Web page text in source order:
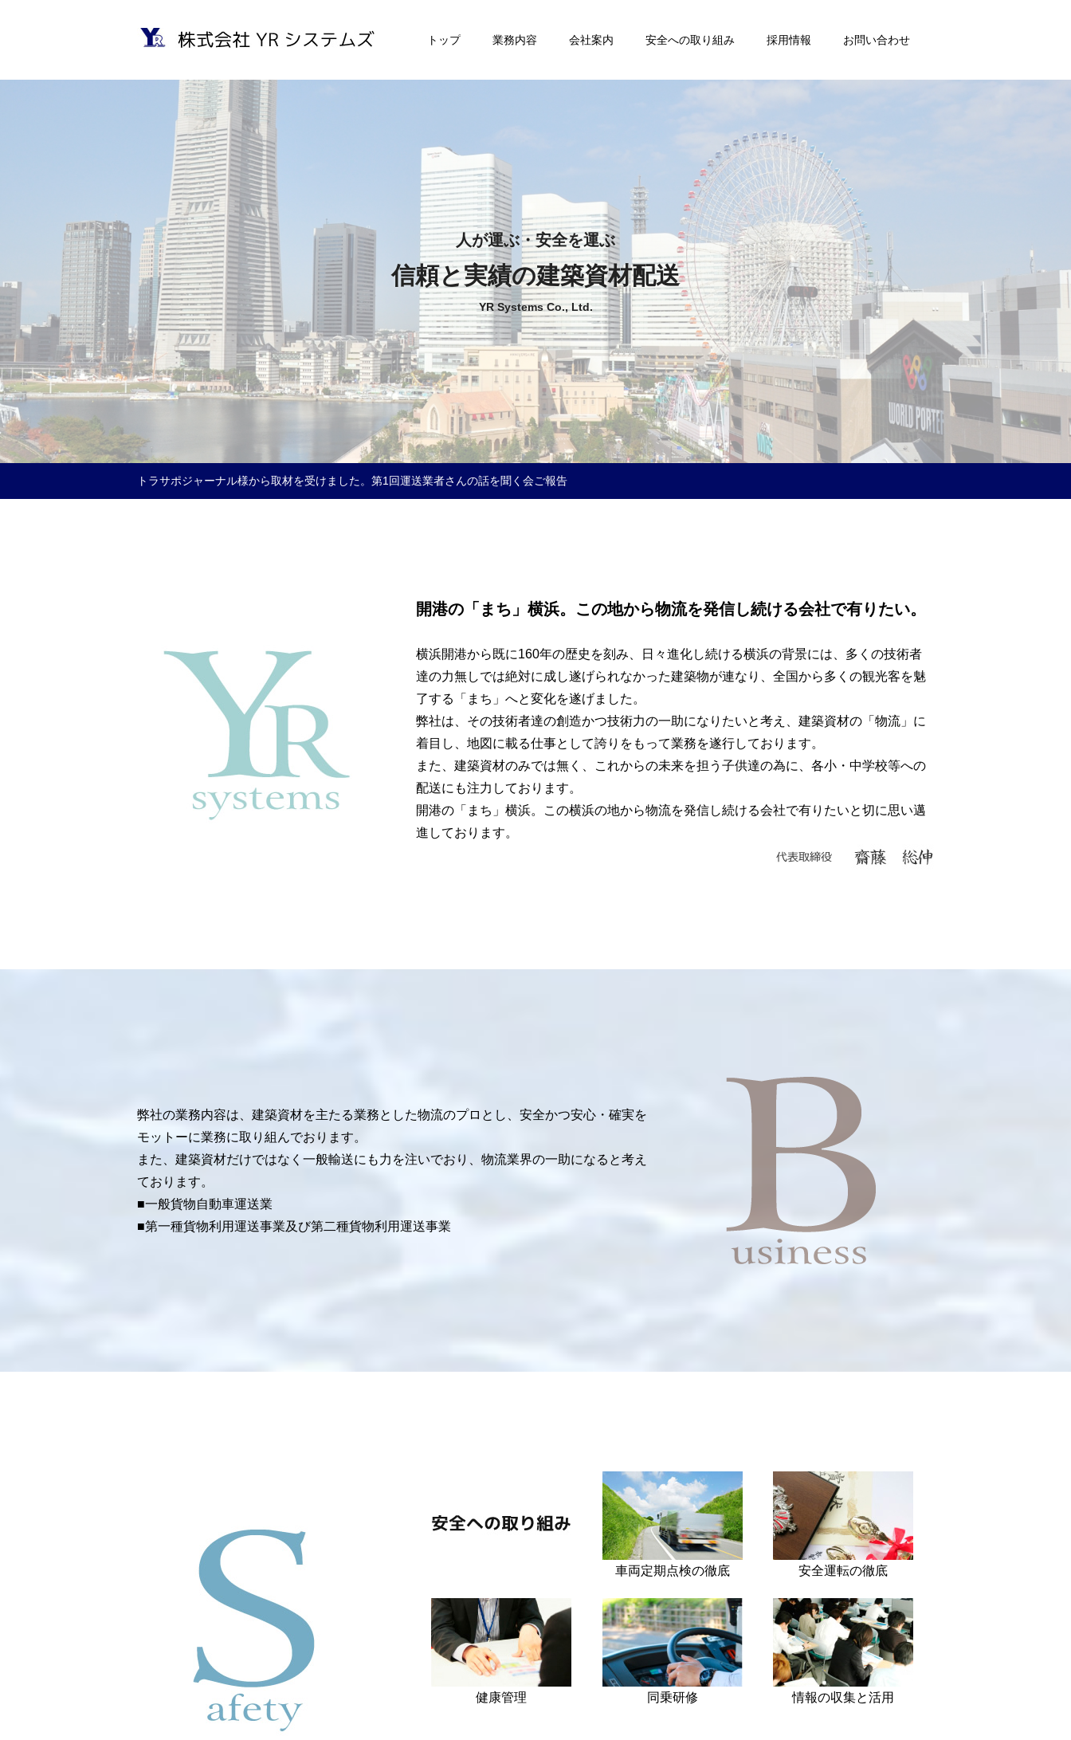
トップ 業務内容 会社案内 安全への取り組み 採用情報 お問い合わせ
人が運ぶ・安全を運ぶ
信頼と実績の建築資材配送
YR Systems Co., Ltd.
トラサポジャーナル様から取材を受けました。第1回運送業者さんの話を聞く会ご報告
開港の「まち」横浜。この地から物流を発信し続ける会社で有りたい。
横浜開港から既に160年の歴史を刻み、日々進化し続ける横浜の背景には、多くの技術者
達の力無しでは絶対に成し遂げられなかった建築物が連なり、全国から多くの観光客を魅
了する「まち」へと変化を遂げました。
弊社は、その技術者達の創造かつ技術力の一助になりたいと考え、建築資材の「物流」に
着目し、地図に載る仕事として誇りをもって業務を遂行しております。
また、建築資材のみでは無く、これからの未来を担う子供達の為に、各小・中学校等への
配送にも注力しております。
開港の「まち」横浜。この横浜の地から物流を発信し続ける会社で有りたいと切に思い邁
進しております。
弊社の業務内容は、建築資材を主たる業務とした物流のプロとし、安全かつ安心・確実を
モットーに業務に取り組んでおります。
また、建築資材だけではなく一般輸送にも力を注いでおり、物流業界の一助になると考え
ております。
■一般貨物自動車運送業
■第一種貨物利用運送事業及び第二種貨物利用運送事業
車両定期点検の徹底 安全運転の徹底
健康管理 同乗研修 情報の収集と活用